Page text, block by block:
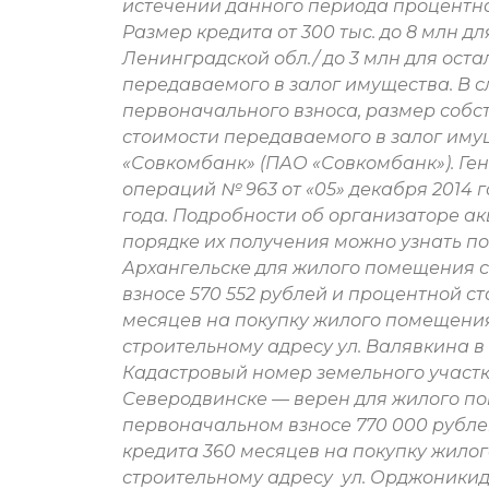
истечении данного периода
Размер кредита от 300 тыс. до 8 млн
Ленинградской обл./ до 3 млн для
передаваемого в залог имущества. В
первоначального взноса, размер
стоимости передаваемого в залог
«Совкомбанк» (ПАО «Совкомбанк»).
операций № 963 от «05» декабря 2014
года. Подробности об организаторе
порядке их получения можно узнать
Архангельске для жилого помещения
взносе 570 552 рублей и процентной
месяцев на покупку жилого
строительному адресу ул. Валявкина
Кадастровый номер земельного
Северодвинске — верен для жилого
первоначальном взносе 770 000
кредита 360 месяцев на покупку
строительному адресу ул.